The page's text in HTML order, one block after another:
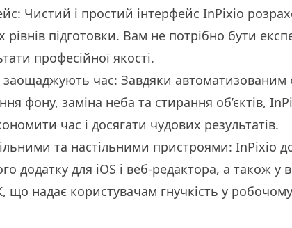
Чистий і простий інтерфейс InPixio
рівнів підготовки. Вам не потрібно бути
професійної якості.
час: Завдяки автоматизованим
фону, заміна неба та стирання об’єктів,
час і досягати чудових результатів.
та настільними пристроями: InPixio
додатку для iOS і веб-редактора, а також у
що надає користувачам гнучкість у